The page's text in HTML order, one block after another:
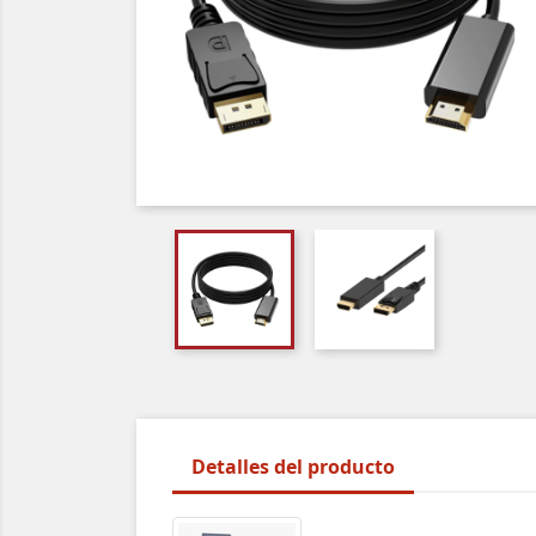
Detalles del producto